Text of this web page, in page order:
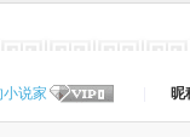
说家 昵